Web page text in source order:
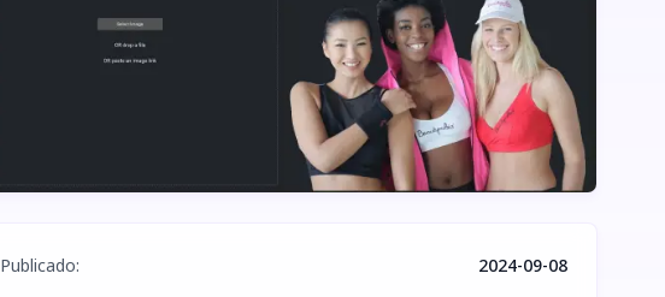
Publicado:
2024-09-08